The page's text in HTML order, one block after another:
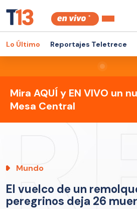
Lo Último Reportajes Teletrece
Mira AQUÍ y EN VIVO un
Mesa Central
Mundo
El vuelco de un
peregrinos deja 26